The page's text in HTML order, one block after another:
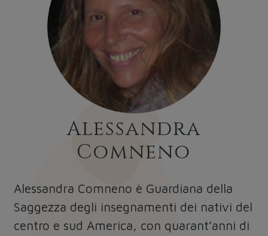
Alessandra
Comneno
Alessandra Comneno è Guardiana della
Saggezza degli insegnamenti dei nativi del
centro e sud America, con quarant’anni di